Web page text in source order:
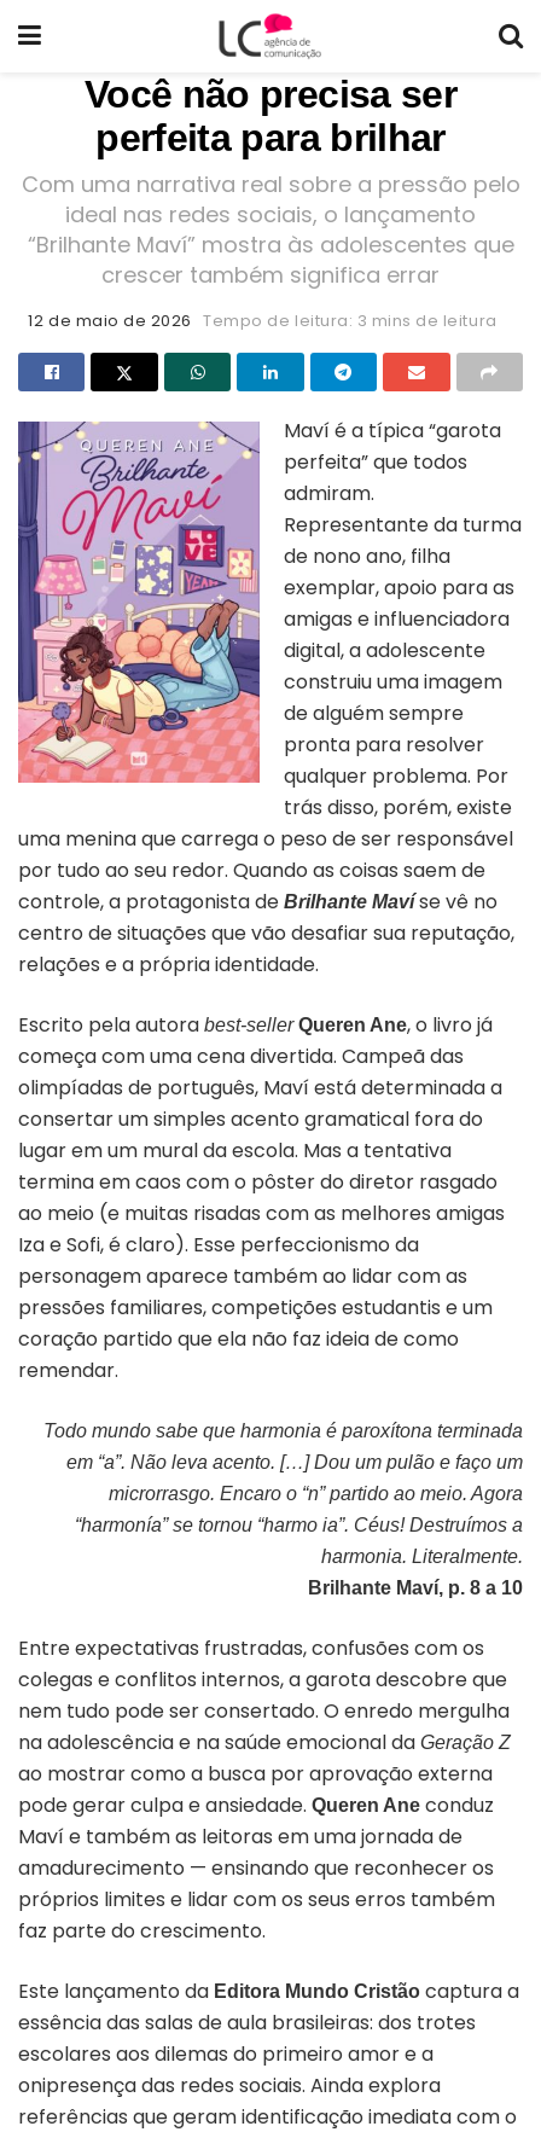
Você não precisa ser
perfeita para brilhar
Com uma narrativa real sobre a pressão pelo
ideal nas redes sociais, o lançamento
“Brilhante Maví” mostra às adolescentes que
crescer também significa errar
12 de maio de 2026 Tempo de leitura: 3 mins de leitura
Maví é a típica “garota
perfeita” que todos
admiram.
Representante da turma
de nono ano, filha
exemplar, apoio para as
amigas e influenciadora
digital, a adolescente
construiu uma imagem
de alguém sempre
pronta para resolver
qualquer problema. Por
trás disso, porém, existe
uma menina que carrega o peso de ser responsável
por tudo ao seu redor. Quando as coisas saem de
controle, a protagonista de Brilhante Mavíse vê no
centro de situações que vão desafiar sua reputação,
relações e a própria identidade.
Escrito pela autora best-seller Queren Ane, o livro já
começa com uma cena divertida. Campeã das
olimpíadas de português, Maví está determinada a
consertar um simples acento gramatical fora do
lugar em um mural da escola. Mas a tentativa
termina em caos com o pôster do diretor rasgado
ao meio (e muitas risadas com as melhores amigas
Iza e Sofi, é claro). Esse perfeccionismo da
personagem aparece também ao lidar com as
pressões familiares, competições estudantis e um
coração partido que ela não faz ideia de como
remendar.
Todo mundo sabe que harmonia é paroxítona terminada
em “a”. Não leva acento. […] Dou um pulão e faço um
microrrasgo. Encaro o “n” partido ao meio. Agora
“harmonía” se tornou “harmo ia”. Céus! Destruímos a
harmonia. Literalmente.
Brilhante Maví, p. 8 a 10
Entre expectativas frustradas, confusões com os
colegas e conflitos internos, a garota descobre que
nem tudo pode ser consertado. O enredo mergulha
na adolescência e na saúde emocional da Geração Z
ao mostrar como a busca por aprovação externa
pode gerar culpa e ansiedade. Queren Ane conduz
Maví e também as leitoras em uma jornada de
amadurecimento — ensinando que reconhecer os
próprios limites e lidar com os seus erros também
faz parte do crescimento.
Este lançamento da Editora Mundo Cristão captura a
essência das salas de aula brasileiras: dos trotes
escolares aos dilemas do primeiro amor e a
onipresença das redes sociais. Ainda explora
referências que geram identificação imediata com o